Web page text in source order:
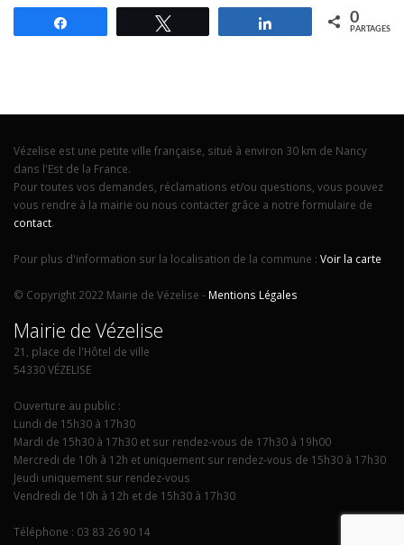
Partagez 0
PARTAGES
Vézelise est une petite ville française, situé à environ 30 km de Nancy
dans l'Est de la France.
Pour toutes vos demandes, réclamations et/ou questions, vous pouvez
vous rendre à la mairie ou nous contacter grâce a notre formulaire de
contact.
Pour plus d'information sur la localisation de la commune : Voir la carte
© Copyright 2022 Mairie de Vézelise - Mentions Légales
Mairie de Vézelise
21, place de l'Hôtel de ville
54330 VÉZELISE
Ouverture au public :
Lundi de 15h30 à 17h30
Mardi de 15h30 à 17h30 et sur rendez-vous de 17h30 à 19h00
Mercredi de 10h à 12h et uniquement sur rendez-vous de 15h30 à 17h30
Jeudi uniquement sur rendez-vous
Vendredi de 10h à 12h et de 15h30 à 17h30
Téléphone : 03 83 26 90 14